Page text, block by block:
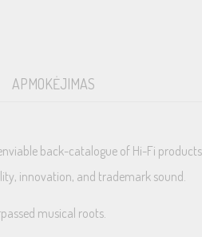
APMOKĖJIMAS
back-catalogue of Hi-Fi
innovation, and trademark sound.
musical roots.